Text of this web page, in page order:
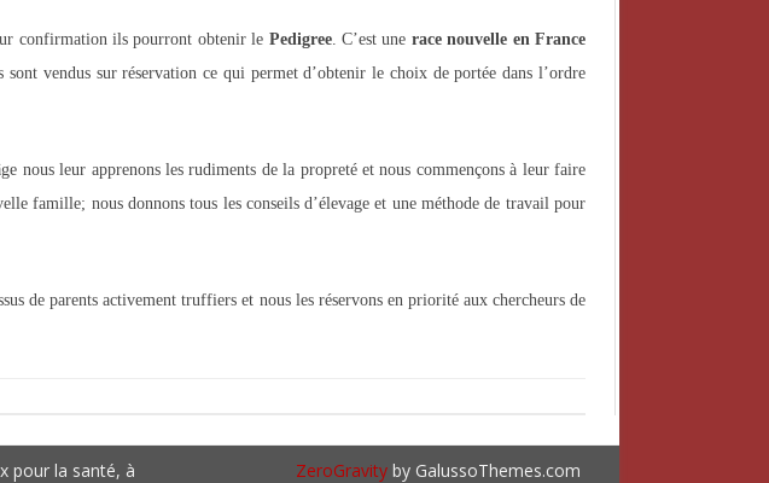
confirmation ils pourront obtenir le Pedigree. C’est une race nouvelle en France
vendus sur réservation ce qui permet d’obtenir le choix de portée dans l’ordre
nous leur apprenons les rudiments de la propreté et nous commençons à leur faire
famille; nous donnons tous les conseils d’élevage et une méthode de travail pour
de parents activement truffiers et nous les réservons en priorité aux chercheurs de
pour la santé, à ZeroGravity by GalussoThemes.com